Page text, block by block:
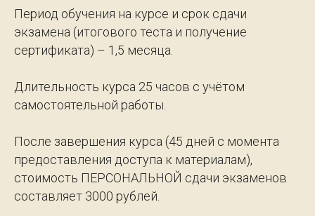
Период обучения на курсе и срок сдачи
экзамена (итогового теста и получение
сертификата) – 1,5 месяца.
Длительность курса 25 часов с учётом
самостоятельной работы.
После завершения курса (45 дней с момента
предоставления доступа к материалам),
стоимость ПЕРСОНАЛЬНОЙ сдачи экзаменов
составляет 3000 рублей.